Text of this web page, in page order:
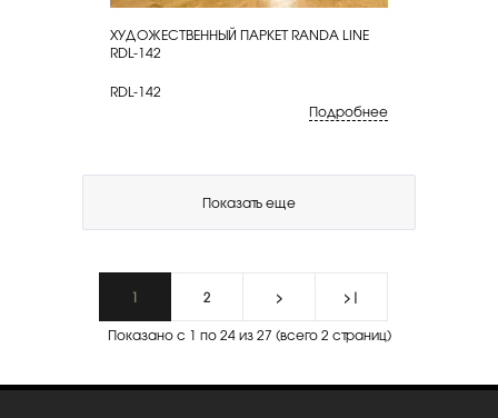
КУПИТЬ
ХУДОЖЕСТВЕННЫЙ ПАРКЕТ RANDA LINE
RDL-142
RDL-142
Подробнее
Показать еще
1 2 > >|
Показано с 1 по 24 из 27 (всего 2 страниц)